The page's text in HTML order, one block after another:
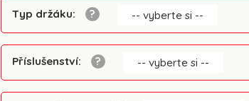
Typ držáku: -- vyberte si --
Příslušenství: -- vyberte si --